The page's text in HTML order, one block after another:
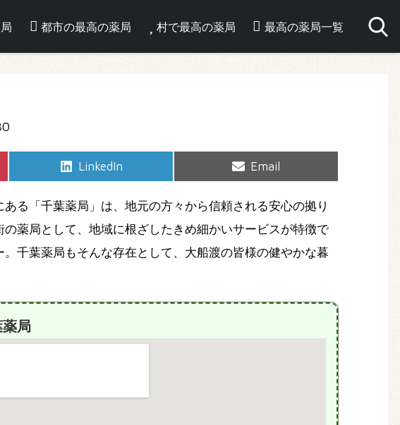
都市の最高の薬局 村で最高の薬局 最高の薬局一覧
Share
LinkedIn
Share
Email
る「千葉薬局」は、地元の方々から信頼される安心の拠り
薬局として、地域に根ざしたきめ細かいサービスが特徴で
千葉薬局もそんな存在として、大船渡の皆様の健やかな暮
局